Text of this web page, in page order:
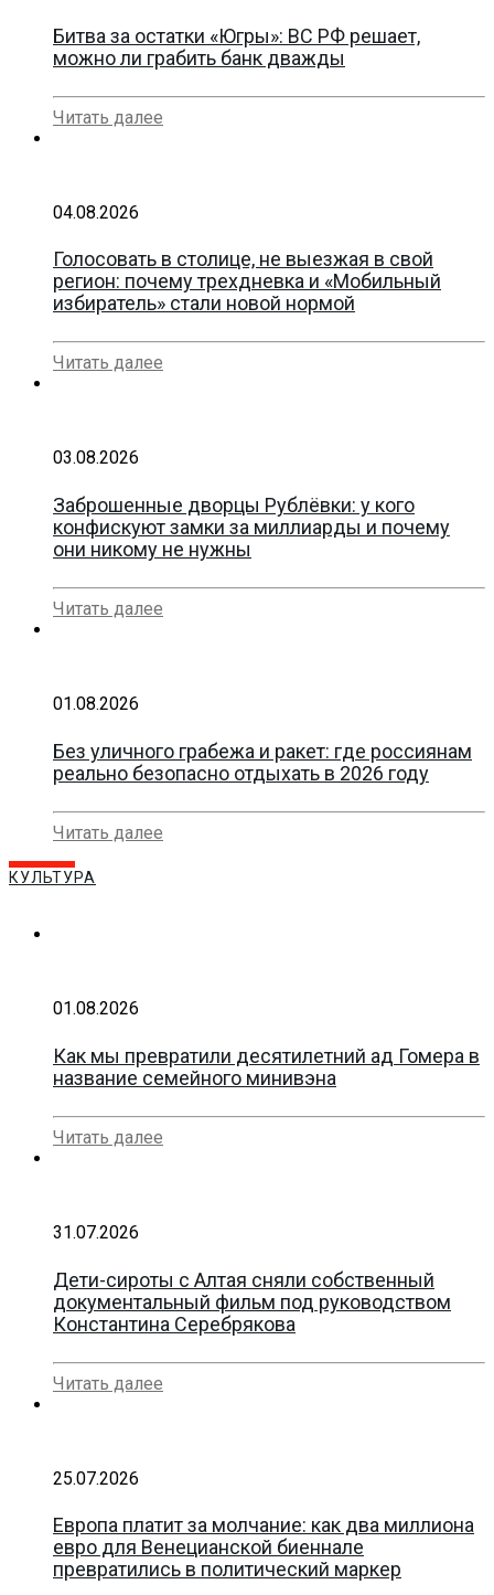
Битва за остатки «Югры»: ВС РФ решает,
можно ли грабить банк дважды
Читать далее
04.08.2026
Голосовать в столице, не выезжая в свой
регион: почему трехдневка и «Мобильный
избиратель» стали новой нормой
Читать далее
03.08.2026
Заброшенные дворцы Рублёвки: у кого
конфискуют замки за миллиарды и почему
они никому не нужны
Читать далее
01.08.2026
Без уличного грабежа и ракет: где россиянам
реально безопасно отдыхать в 2026 году
Читать далее
КУЛЬТУРА
01.08.2026
Как мы превратили десятилетний ад Гомера в
название семейного минивэна
Читать далее
31.07.2026
Дети-сироты с Алтая сняли собственный
документальный фильм под руководством
Константина Серебрякова
Читать далее
25.07.2026
Европа платит за молчание: как два миллиона
евро для Венецианской биеннале
превратились в политический маркер